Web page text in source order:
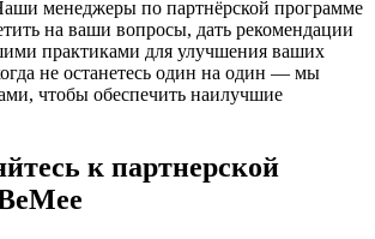
менеджеры по партнёрской программе
на ваши вопросы, дать рекомендации
практиками для улучшения ваших
не останетесь один на один — мы
чтобы обеспечить наилучшие
к партнерской